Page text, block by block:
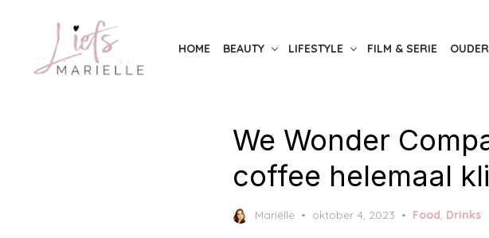
content
HOME BEAUTY LIFESTYLE FILM & SERIE
We Wonder
coffee helemaal
Mariëlle
Posted
oktober 4, 2023 Food Drinks